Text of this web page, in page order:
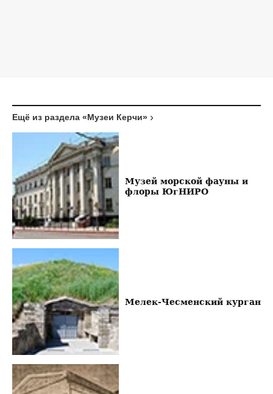
Ещё из раздела «Музеи Керчи»
Музей морской фауны и
флоры ЮгНИРО
Мелек-Чесменский курган